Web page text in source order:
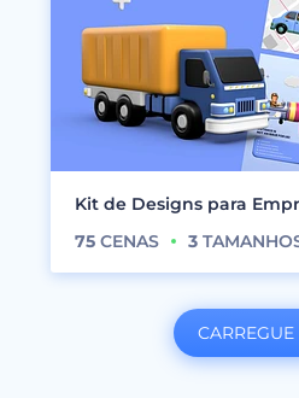
Kit de Designs para
75 CENAS 3
CARREGUE